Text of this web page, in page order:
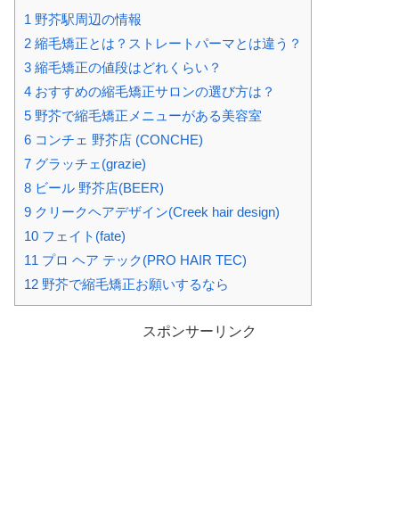
1 野芥駅周辺の情報
2 縮毛矯正とは？ストレートパーマとは違う？
3 縮毛矯正の値段はどれくらい？
4 おすすめの縮毛矯正サロンの選び方は？
5 野芥で縮毛矯正メニューがある美容室
6 コンチェ 野芥店 (CONCHE)
7 グラッチェ(grazie)
8 ビール 野芥店(BEER)
9 クリークヘアデザイン(Creek hair design)
10 フェイト(fate)
11 プロ ヘア テック(PRO HAIR TEC)
12 野芥で縮毛矯正お願いするなら
スポンサーリンク